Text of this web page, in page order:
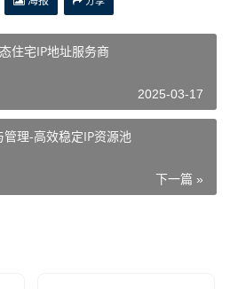
住宅IP地址服务商
2025-03-17
理-高效稳定IP资源池
下一篇 »